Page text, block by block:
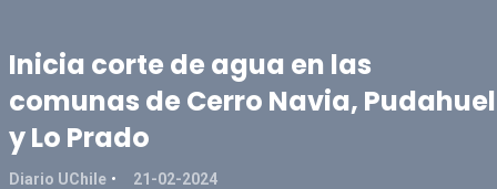
Inicia corte de agua en las
comunas de Cerro Navia, Pudahuel
y Lo Prado
Diario UChile 21-02-2024